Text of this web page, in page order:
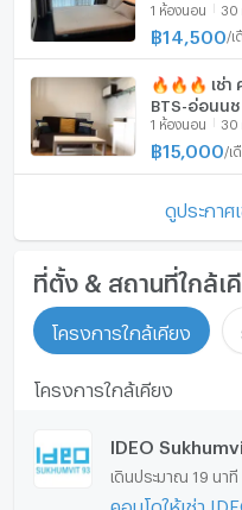
ทักไลน์
อาชีพ ✅
1 ห้องนอน 30
฿14,500 /เ
🔥🔥🔥 เช่า คอนโด The
BTS-อ่อนนุช
CX-02240
ทันที ทีมงาน
1 ห้องนอน 30
฿15,000 /เ
ดูประกาศ
ที่ตั้ง & สถานที่ใกล้เ
โครงการใกล้เคียง
โครงการใกล้เคียง
IDEO
เดินประมาณ 19 นาที
คอนโดให้เช่า